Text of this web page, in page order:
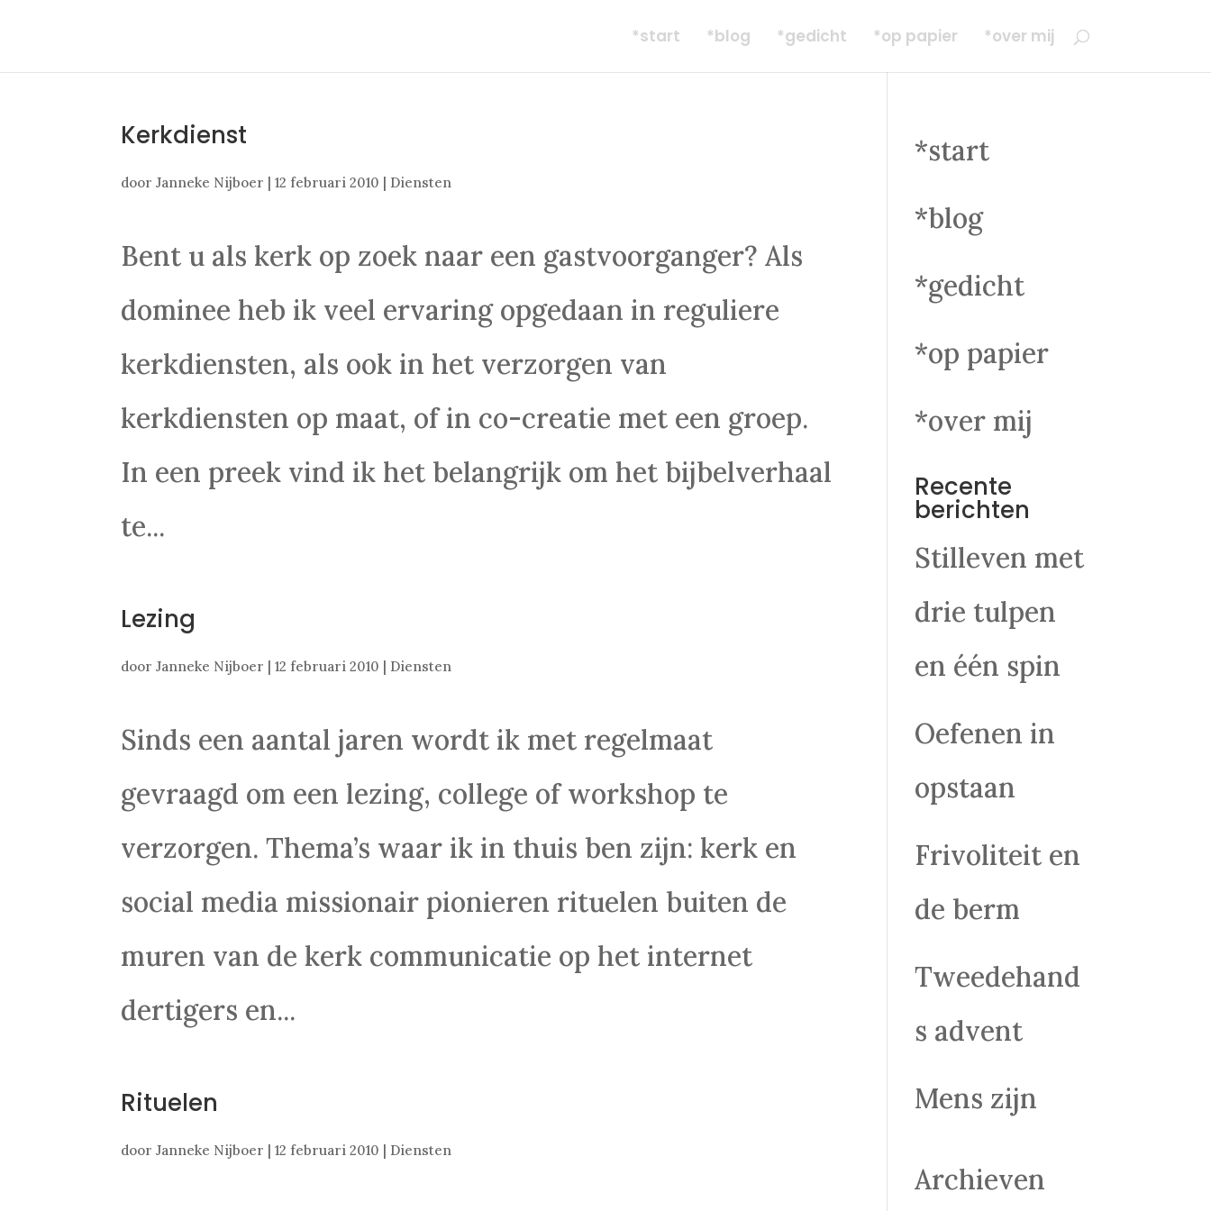
*start *blog *gedicht *op papier *over mij
Kerkdienst
doorJanneke Nijboer |12 februari 2010 | Diensten
Bent u als kerk op zoek naar een gastvoorganger? Als
dominee heb ik veel ervaring opgedaan in reguliere
kerkdiensten, als ook in het verzorgen van
kerkdiensten op maat, of in co-creatie met een groep.
In een preek vind ik het belangrijk om het bijbelverhaal
te...
Lezing
doorJanneke Nijboer |12 februari 2010 | Diensten
Sinds een aantal jaren wordt ik met regelmaat
gevraagd om een lezing, college of workshop te
verzorgen. Thema’s waar ik in thuis ben zijn: kerk en
social media missionair pionieren rituelen buiten de
muren van de kerk communicatie op het internet
dertigers en...
Rituelen
doorJanneke Nijboer |12 februari 2010 | Diensten
*start
*blog
*gedicht
*op papier
*over mij
Recente
berichten
Stilleven met
drie tulpen
en één spin
Oefenen in
opstaan
Frivoliteit en
de berm
Tweedehand
s advent
Mens zijn
Archieven